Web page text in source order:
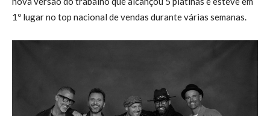
1º lugar no top nacional de vendas durante várias semanas.